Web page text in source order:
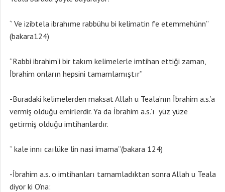
‘’ Ve izibtela ibrahıme rabbühu bi kelimatin fe etemmehünn’’
(bakara124)
‘’Rabbi ibrahim’i bir takım kelimelerle imtihan ettiği zaman,
İbrahim onların hepsini tamamlamıştır’’
-Buradaki kelimelerden maksat Allah u Teala’nın İbrahim a.s.’a
vermiş olduğu emirlerdir. Ya da İbrahim a.s.’ı yüz yüze
getirmiş olduğu imtihanlardır.
‘’ kale innı caılüke lin nasi imama’’(bakara 124)
-İbrahim a.s. o imtihanları tamamladıktan sonra Allah u Teala
diyor ki O’na: